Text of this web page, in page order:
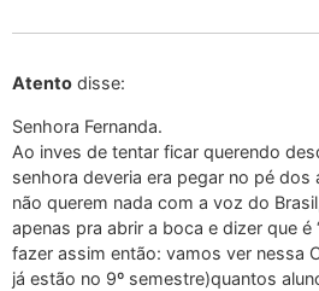
Atento disse:
Senhora Fernanda.
Ao inves de tentar ficar querendo
senhora deveria era pegar no pé dos
não querem nada com a voz do
apenas pra abrir a boca e dizer que é
fazer assim então: vamos ver nessa
já estão no 9º semestre)quantos